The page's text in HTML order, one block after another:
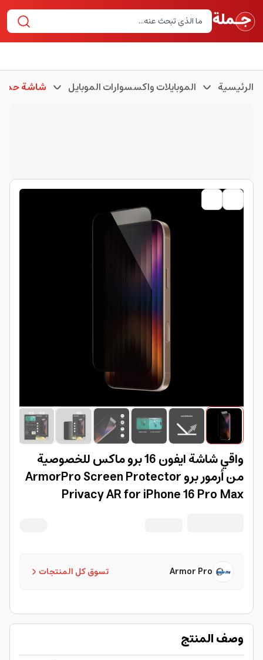
الرئيسية الموبايلات واكسسوارات الموبايل شاشة
واقي شاشة ايفون 16 برو ماكس للخصوصية
من أرمور برو ArmorPro Screen Protector
Privacy AR for iPhone 16 Pro Max
تسوق كل المنتجات Armor Pro
وصف المنتج